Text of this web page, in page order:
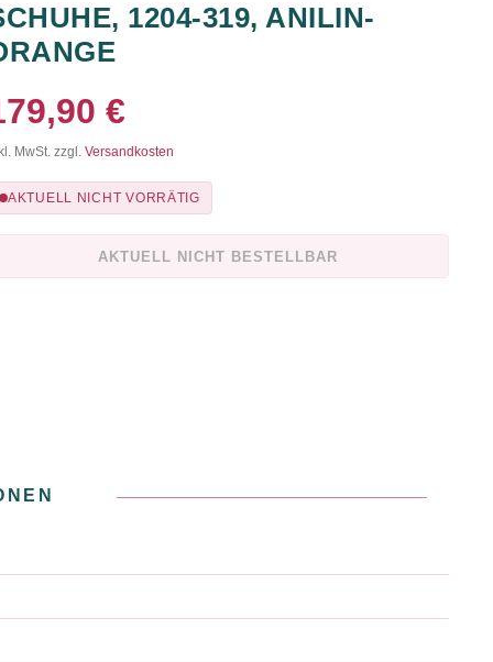
1204-319, ANILIN-
€
MwSt. zzgl. Versandkosten
AKTUELL NICHT VORRÄTIG
AKTUELL NICHT BESTELLBAR